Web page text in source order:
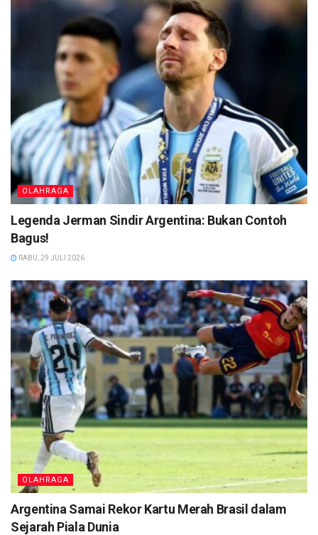
OLAHRAGA
Legenda Jerman Sindir Argentina: Bukan Contoh
Bagus!
RABU, 29 JULI 2026
OLAHRAGA
Argentina Samai Rekor Kartu Merah Brasil dalam
Sejarah Piala Dunia